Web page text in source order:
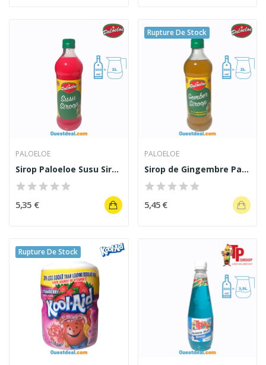
PALOELOE
Sirop Paloeloe Susu Siroop 500 ml
5,35 €
Rupture De Stock
PALOELOE
Sirop de Gingembre Paloeloe 500 ml
5,45 €
Rupture De Stock